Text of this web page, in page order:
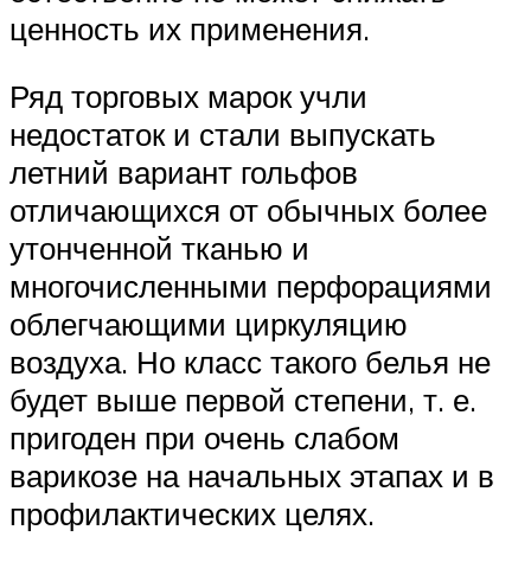
ценность их применения.
Ряд торговых марок учли
недостаток и стали выпускать
летний вариант гольфов
отличающихся от обычных более
утонченной тканью и
многочисленными перфорациями
облегчающими циркуляцию
воздуха. Но класс такого белья не
будет выше первой степени, т. е.
пригоден при очень слабом
варикозе на начальных этапах и в
профилактических целях.